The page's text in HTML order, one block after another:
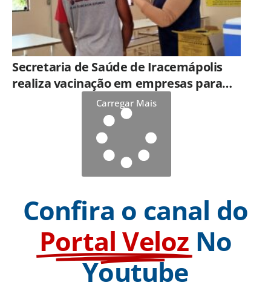
Secretaria de Saúde de Iracemápolis
realiza vacinação em empresas para
ampliar imunizaçãoCarregar Mais
Confira o canal do
Portal Veloz No
Youtube